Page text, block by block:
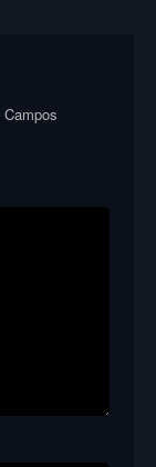
Campos